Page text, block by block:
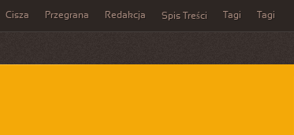
Cisza Przegrana Redakcja Spis Treści Tagi Tagi